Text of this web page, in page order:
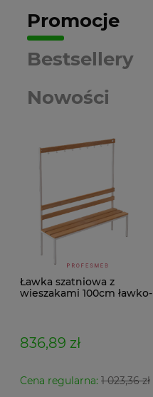
Promocje
Nowości
Bestsellery
Ławka szatniowa z
wieszakami 100cm ławko-
836,89 zł
Cena regularna: 1 023,36 zł